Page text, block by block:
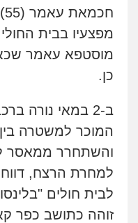
מפצעיו בבית
מוסטפא עאמר
כן.
המוכר למשטרה
והשתחרר ממאסר
לבית חולים
זוהה כתושב כפר